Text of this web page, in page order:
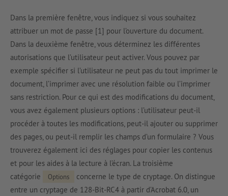
Dans la première fenêtre, vous indiquez si vous souhaitez
attribuer un mot de passe [1] pour l’ouverture du document.
Dans la deuxième fenêtre, vous déterminez les différentes
autorisations que l’utilisateur peut activer. Vous pouvez par
exemple spécifier si l’utilisateur ne peut pas du tout imprimer le
document, l’imprimer avec une résolution faible ou l’imprimer
sans restriction. Pour ce qui est des modifications du document,
vous avez également plusieurs options : l’utilisateur peut-il
procéder à toutes les modifications, peut-il ajouter ou supprimer
des pages, ou peut-il remplir les champs d’un formulaire ? Vous
trouverez également ici des réglages pour copier les contenus
et pour les aides à la lecture à l’écran. La troisième
catégorie
Options
concerne le type de cryptage. On distingue
entre un cryptage de 128-Bit-RC4 à partir d’Acrobat 6.0, un